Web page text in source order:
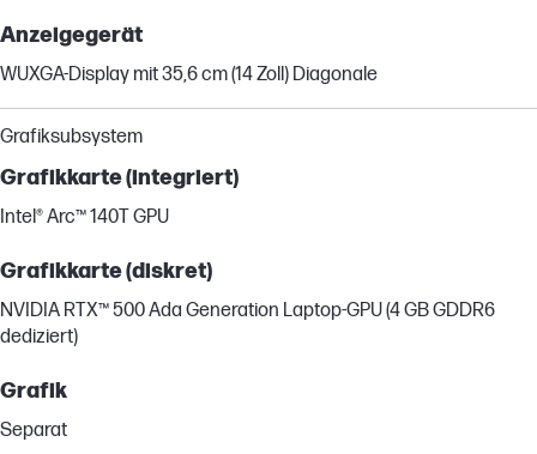
Anzeigegerät
WUXGA-Display mit 35,6 cm (14 Zoll) Diagonale
Grafiksubsystem
Grafikkarte (integriert)
Intel® Arc™ 140T GPU
Grafikkarte (diskret)
NVIDIA RTX™ 500 Ada Generation Laptop-GPU (4 GB GDDR6
dediziert)
Grafik
Separat